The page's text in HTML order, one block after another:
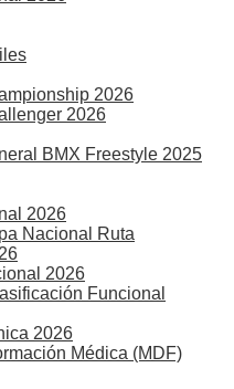
2026
2026
BMX Freestyle 2025
2026
Nacional Ruta
2026
Funcional
2026
Médica (MDF)